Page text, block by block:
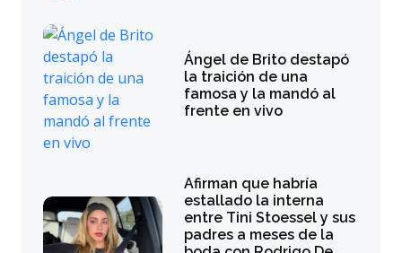
Ángel de Brito destapó
la traición de una
famosa y la mandó al
frente en vivo
Afirman que habría
estallado la interna
entre Tini Stoessel y sus
padres a meses de la